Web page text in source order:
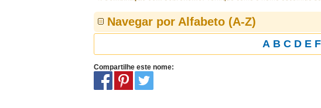
Navegar por Alfabeto (A-Z)
A B C D E F
Compartilhe este nome: